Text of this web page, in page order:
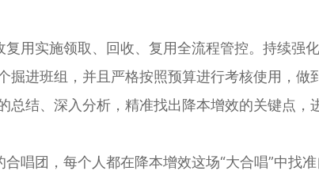
用实施领取、回收、复用全流程管控。持续强
掘进班组，并且严格按照预算进行考核使用，
总结、深入分析，精准找出降本增效的关键点
团，每个人都在降本增效这场“大合唱”中找